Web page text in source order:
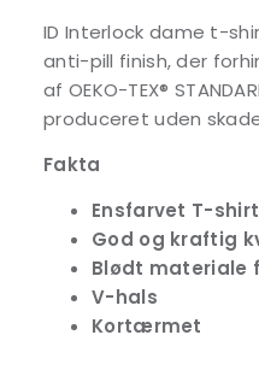
ID Interlock dame t-
anti-pill finish, der
af OEKO-TEX®
produceret uden
Fakta
Ensfarvet T-
God og kraftig
Blødt materiale
V-hals
Kortærmet